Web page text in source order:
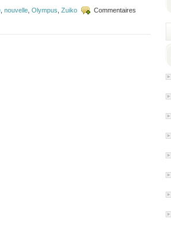
nouvelle Olympus Zuiko
Commentaires